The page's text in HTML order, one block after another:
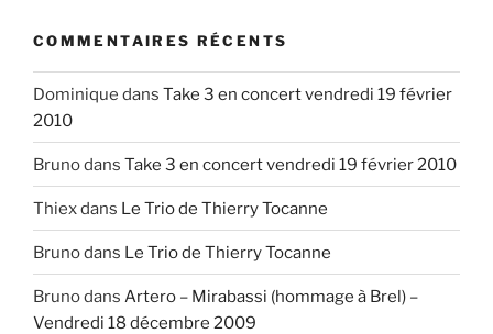
COMMENTAIRES RÉCENTS
Dominique dans Take 3 en concert vendredi 19 février
2010
Brunodans Take 3 en concert vendredi 19 février 2010
Thiexdans Le Trio de Thierry Tocanne
Brunodans Le Trio de Thierry Tocanne
Brunodans Artero – Mirabassi (hommage à Brel) –
Vendredi 18 décembre 2009